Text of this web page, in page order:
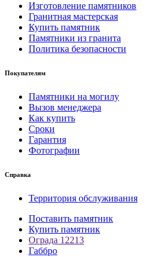
Изготовление памятников
Гранитная мастерская
Купить памятник
Памятники из гранита
Политика безопасности
Покупателям
Памятники на могилу
Вызов менеджера
Как купить
Сроки
Гарантия
Фотографии
Справка
Территория обслуживания
Поставить памятник
Купить памятник
Ограда 12213
Габбро